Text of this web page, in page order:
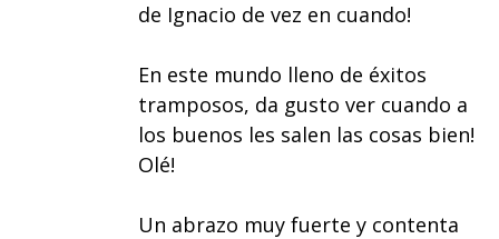
de Ignacio de vez en cuando!
En este mundo lleno de éxitos
tramposos, da gusto ver cuando a
los buenos les salen las cosas bien!
Olé!
Un abrazo muy fuerte y contenta